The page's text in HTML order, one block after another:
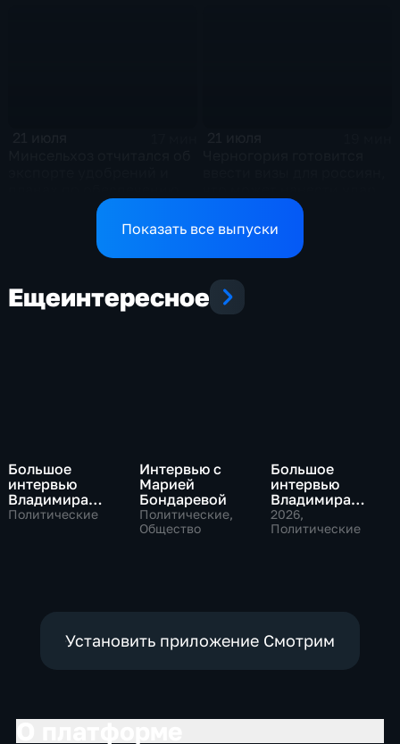
аграриев топливом
по экономике страны
Показать все выпуски
Ещеинтересное
Большое
интервью
Владимира
Путина Сергею
Политические
Интервью с
Марией
Бондаревой
Политические,
Общество
Большое
интервью
Владимира
Соловьева
Роджеру
2026,
Политические
Установить приложение Смотрим